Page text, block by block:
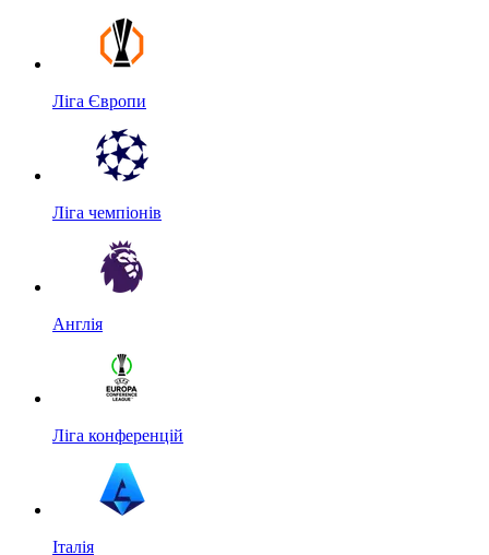
Ліга Європи
Ліга чемпіонів
Англія
Ліга конференцій
Італія